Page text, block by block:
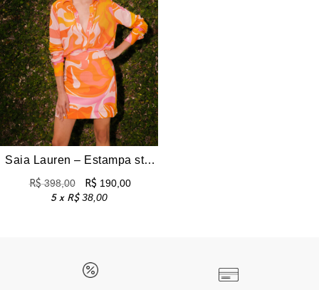
Saia Lauren – Estampa star power
R$398,00 R$ 190,00
5 x R$38,00